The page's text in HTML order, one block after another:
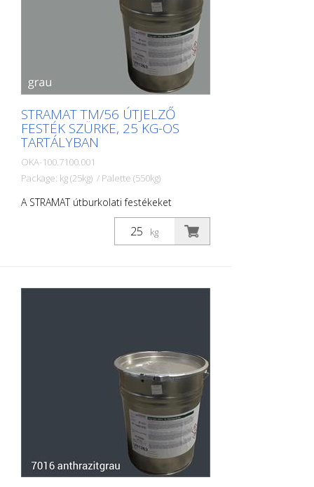
STRAMAT TM/56 ÚTJELZŐ
FESTÉK SZÜRKE, 25 KG-OS
TARTÁLYBAN
OKA-100.7100.001
Package: kg (25kg) / Palette (550kg)
A STRAMAT útburkolati festékeket
elsősorban aszfalt- vagy betonfelületeken
használják, szegély- és középvonalak,
parkolóhelyek, űrszelvényjelzések vagy
kg